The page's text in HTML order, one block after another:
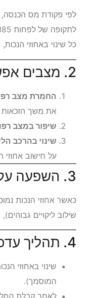
לפי פקודת מס הכנסה,
לתקופה של לפחות 185 ימים רצופים.
כל שינוי באחוזי
2. מצבים אפשריים של שינוי אחוזי נכות
החמרת מצב
את משך הזכאות
שיפור במצב
שינוי בהרכב
על חישוב אחוזי
3. השפעה על פטור חלקי
שילוב ליקויים
4. תהליך עדכון אחוזי הנכות
שינוי באחוזי
המוסמך).